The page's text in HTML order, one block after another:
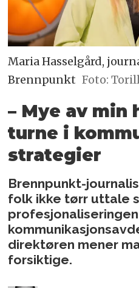
Maria Hasselgård,
Brennpunkt Foto:
– Mye av min
turne i
strategier
Brennpunkt-
folk ikke tørr uttale
direktøren mener
forsiktige.